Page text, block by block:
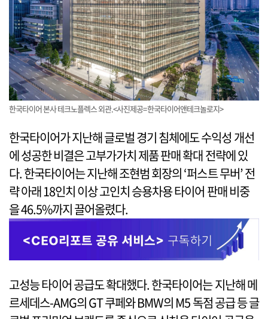
한국타이어 본사 테크노플렉스 외관.<사진제공=한국타이어앤테크놀로지>
한국타이어가 지난해 글로벌 경기 침체에도 수익성 개선
에 성공한 비결은 고부가가치 제품 판매 확대 전략에 있
다. 한국타이어는 지난해 조현범 회장의 ‘퍼스트 무버’ 전
략 아래 18인치 이상 고인치 승용차용 타이어 판매 비중
을 46.5%까지 끌어올렸다.
고성능 타이어 공급도 확대했다. 한국타이어는 지난해 메
르세데스-AMG의 GT 쿠페와 BMW의 M5 독점 공급 등 글